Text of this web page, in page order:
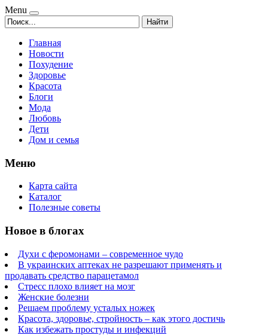
Menu
Найти
Главная
Новости
Похудение
Здоровье
Красота
Блоги
Мода
Любовь
Дети
Дом и семья
Меню
Карта сайта
Каталог
Полезные советы
Новое в блогах
Духи с феромонами – современное чудо
В украинских аптеках не разрешают применять и
продавать средство парацетамол
Стресс плохо влияет на мозг
Женские болезни
Решаем проблему усталых ножек
Красота, здоровье, стройность – как этого достичь
Как избежать простуды и инфекций